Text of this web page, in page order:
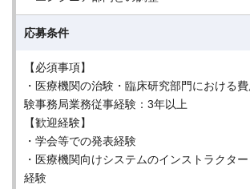
応募条件
【必須事項】
・医療機関の治験・臨床研究部門における
験事務局業務従事経験：3年以上
【歓迎経験】
・学会等での発表経験
・医療機関向けシステムのインストラクタ
経験